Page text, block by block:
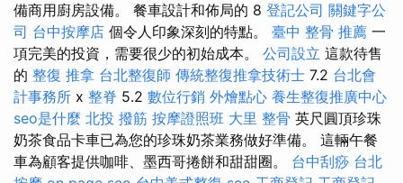
備商用廚房設備。 餐車設計和佈局的 8 登記公司 關鍵字公
司 台中按摩店 個令人印象深刻的特點。 臺中 整骨 推薦 一
項完美的投資，需要很少的初始成本。 公司設立 這款待售
的 整復 推拿 台北整復師 傳統整復推拿技術士 7.2 台北會
計事務所 x 整脊 5.2 數位行銷 外燴點心 養生整復推廣中心
seo是什麼 北投 撥筋 按摩證照班 大里 整骨 英尺圓頂珍珠
奶茶食品卡車已為您的珍珠奶茶業務做好準備。 這輛午餐
車為顧客提供咖啡、墨西哥捲餅和甜甜圈。 台中刮痧 台北